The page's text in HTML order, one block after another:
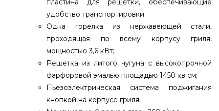
пластина для решетки, обеспечивающие
удобство транспортировки;
Одна горелка из нержавеющей стали,
проходящая по всему корпусу гриля,
мощностью 3,6 кВт;
Решетка из литого чугуна с высокопрочной
фарфоровой эмалью площадью 1450 кв см;
Пьезоэлектрическая система поджигания
кнопкой на корпусе гриля;